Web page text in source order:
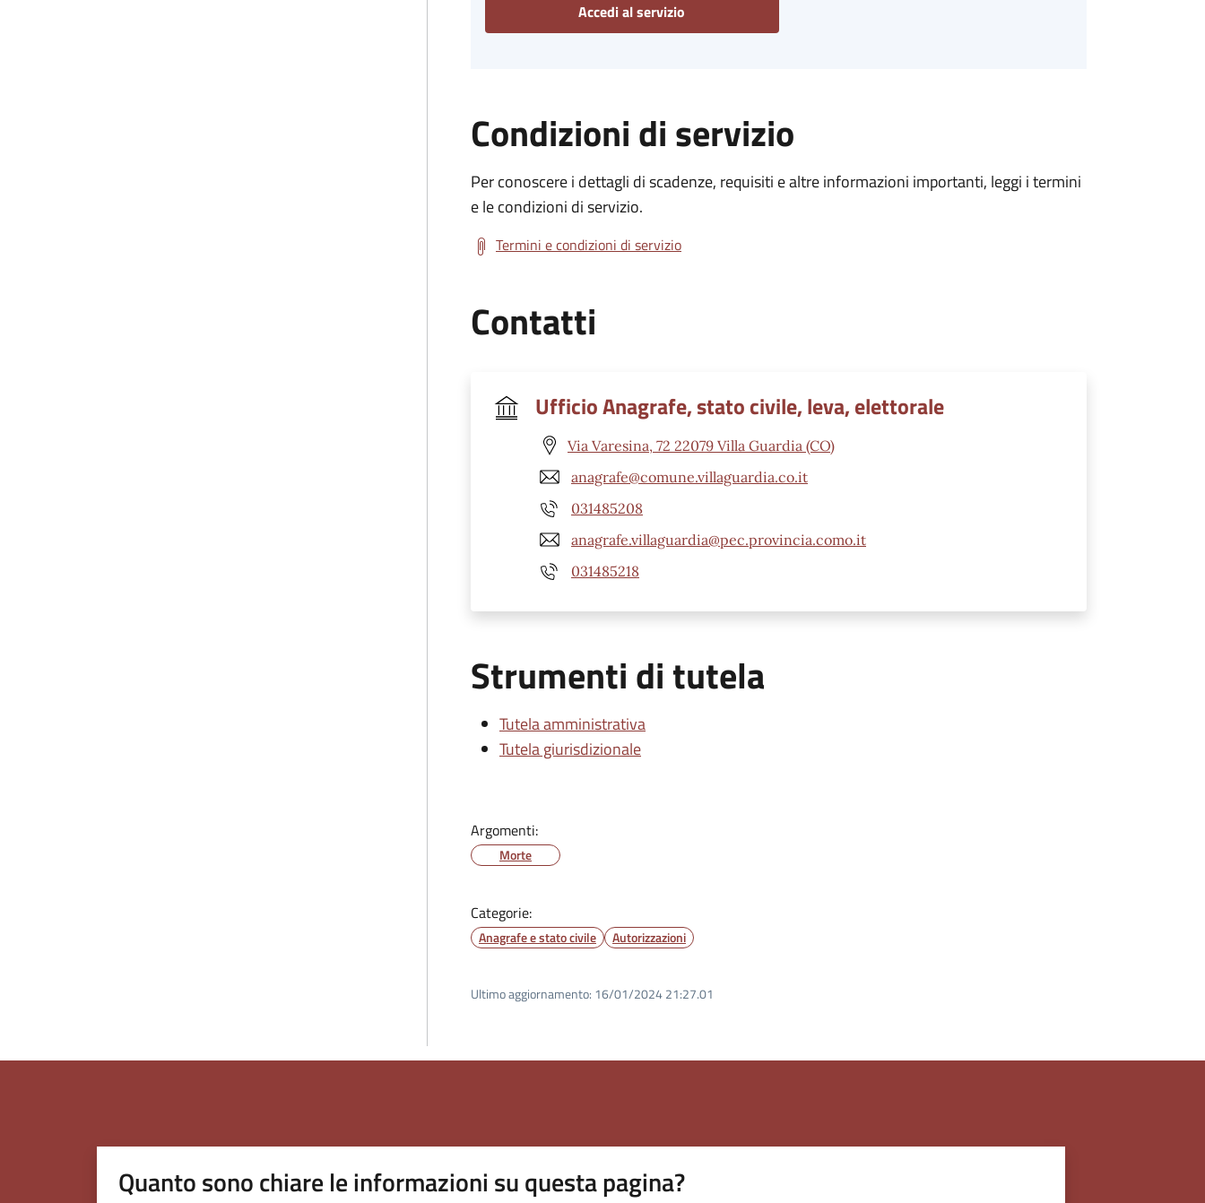
Accedi al servizio
Condizioni di servizio
Per conoscere i dettagli di scadenze, requisiti e altre informazioni importanti, leggi i termini
e le condizioni di servizio.
Termini e condizioni di servizio
Contatti
Ufficio Anagrafe, stato civile, leva, elettorale
Via Varesina, 72 22079 Villa Guardia (CO)
anagrafe@comune.villaguardia.co.it
031485208
anagrafe.villaguardia@pec.provincia.como.it
031485218
Strumenti di tutela
Tutela amministrativa
Tutela giurisdizionale
Argomenti:
Morte
Categorie:
Anagrafe e stato civile Autorizzazioni
Ultimo aggiornamento: 16/01/2024 21:27.01
Quanto sono chiare le informazioni su questa pagina?